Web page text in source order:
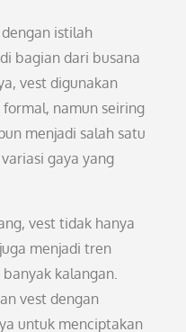
istilah
bagian dari busana
vest digunakan
namun seiring
menjadi salah satu
gaya yang
vest tidak hanya
menjadi tren
kalangan.
vest dengan
untuk menciptakan